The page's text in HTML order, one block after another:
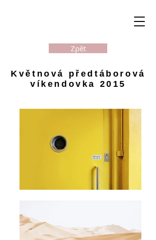
Zpět
Květnová předtáborová
víkendovka 2015